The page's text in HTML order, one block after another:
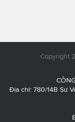
Copyright
Địa chỉ: 780/14B Sư